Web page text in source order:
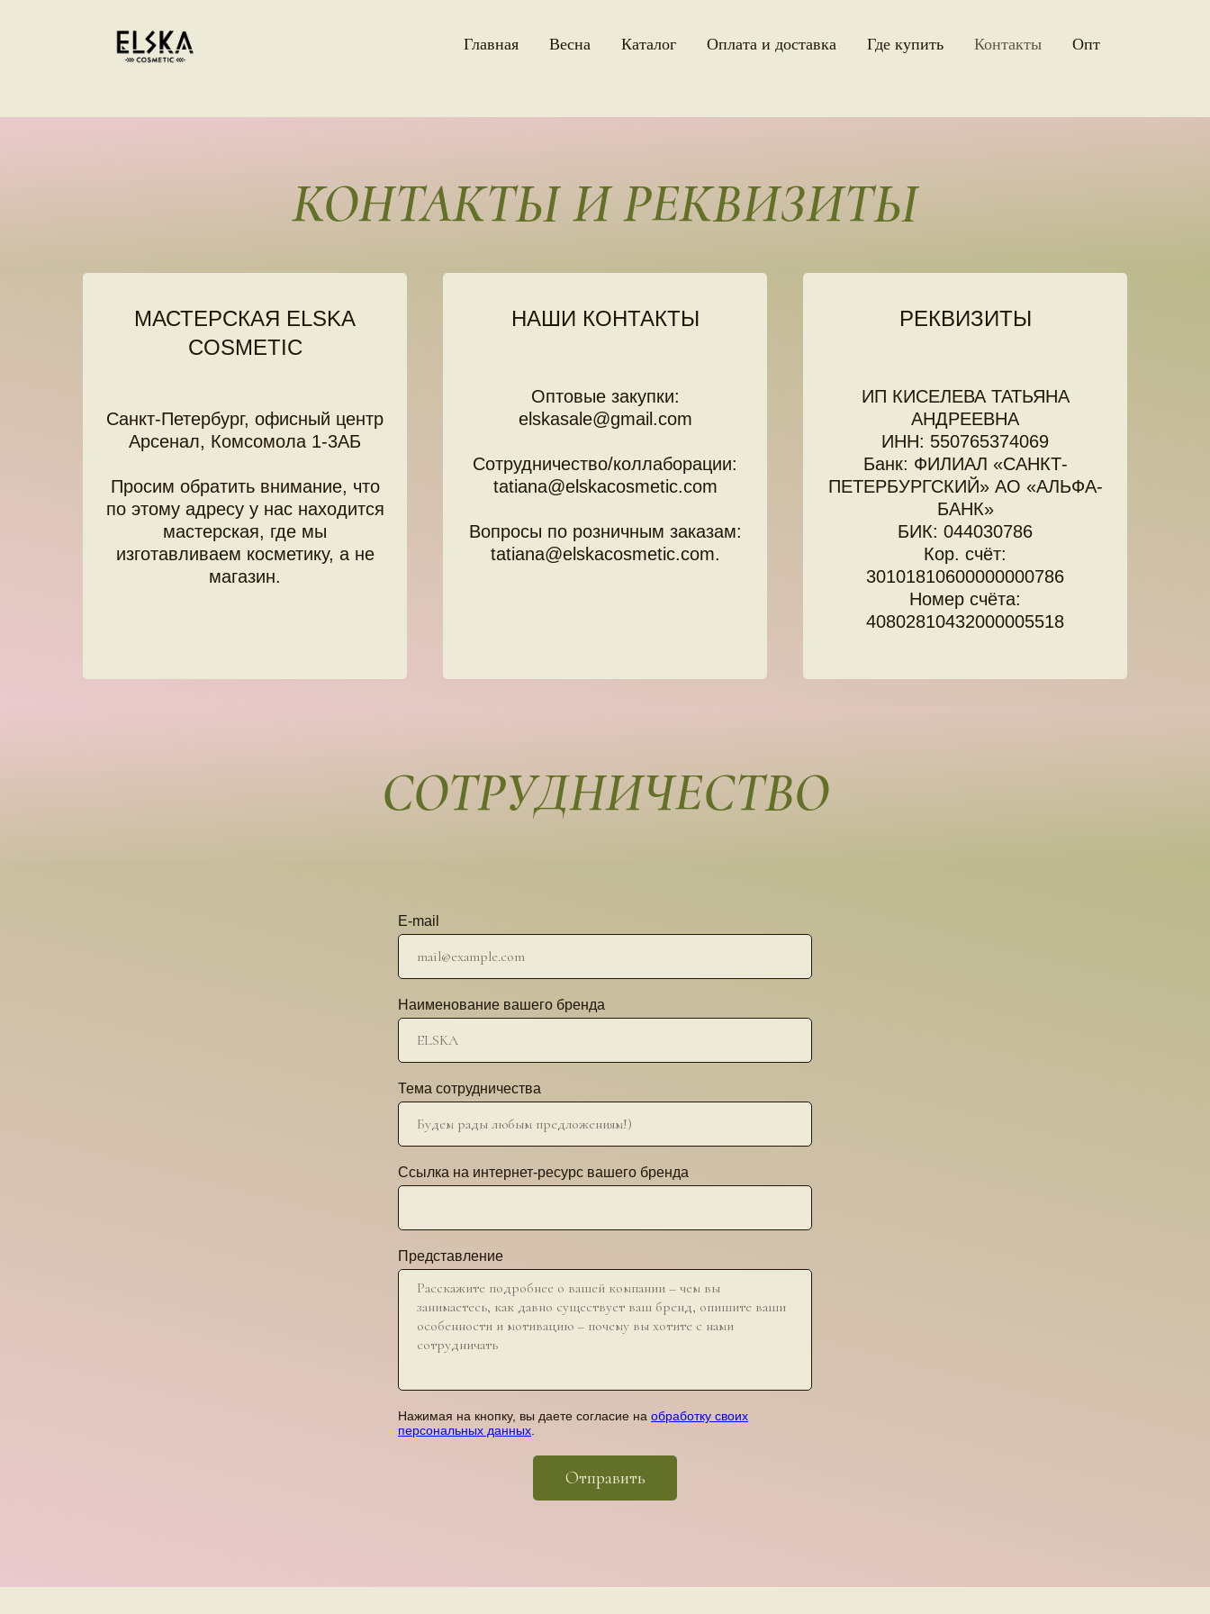
Главная Весна Каталог Оплата и доставка Где купить Контакты Oпт
КОНТАКТЫ И РЕКВИЗИТЫ
МАСТЕРСКАЯ ELSKA
COSMETIC
Санкт-Петербург, офисный центр
Арсенал, Комсомола 1-3АБ
Просим обратить внимание, что
по этому адресу у нас находится
мастерская, где мы
изготавливаем косметику, а не
магазин.
НАШИ КОНТАКТЫ
Оптовые закупки:
elskasale@gmail.com
Сотрудничество/коллаборации:
tatiana@elskacosmetic.com
Вопросы по розничным заказам:
tatiana@elskacosmetic.com.
РЕКВИЗИТЫ
ИП КИСЕЛЕВА ТАТЬЯНА
АНДРЕЕВНА
ИНН: 550765374069
Банк: ФИЛИАЛ «САНКТ-
ПЕТЕРБУРГСКИЙ» АО «АЛЬФА-
БАНК»
БИК: 044030786
Кор. счёт:
30101810600000000786
Номер счёта:
40802810432000005518
СОТРУДНИЧЕСТВО
E-mail
Наименование вашего бренда
Тема сотрудничества
Ссылка на интернет-ресурс вашего бренда
Представление
Нажимая на кнопку, вы даете согласие на обработку своих
персональных данных
Отправить